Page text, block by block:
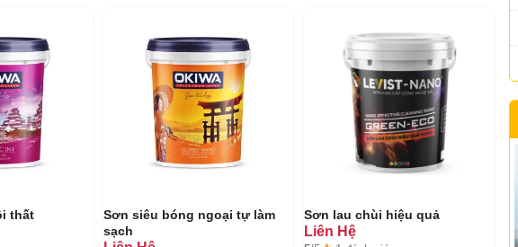
thất
Sơn siêu bóng ngoại tự làm
sạch
Sơn lau chùi hiệu quả
Liên Hệ